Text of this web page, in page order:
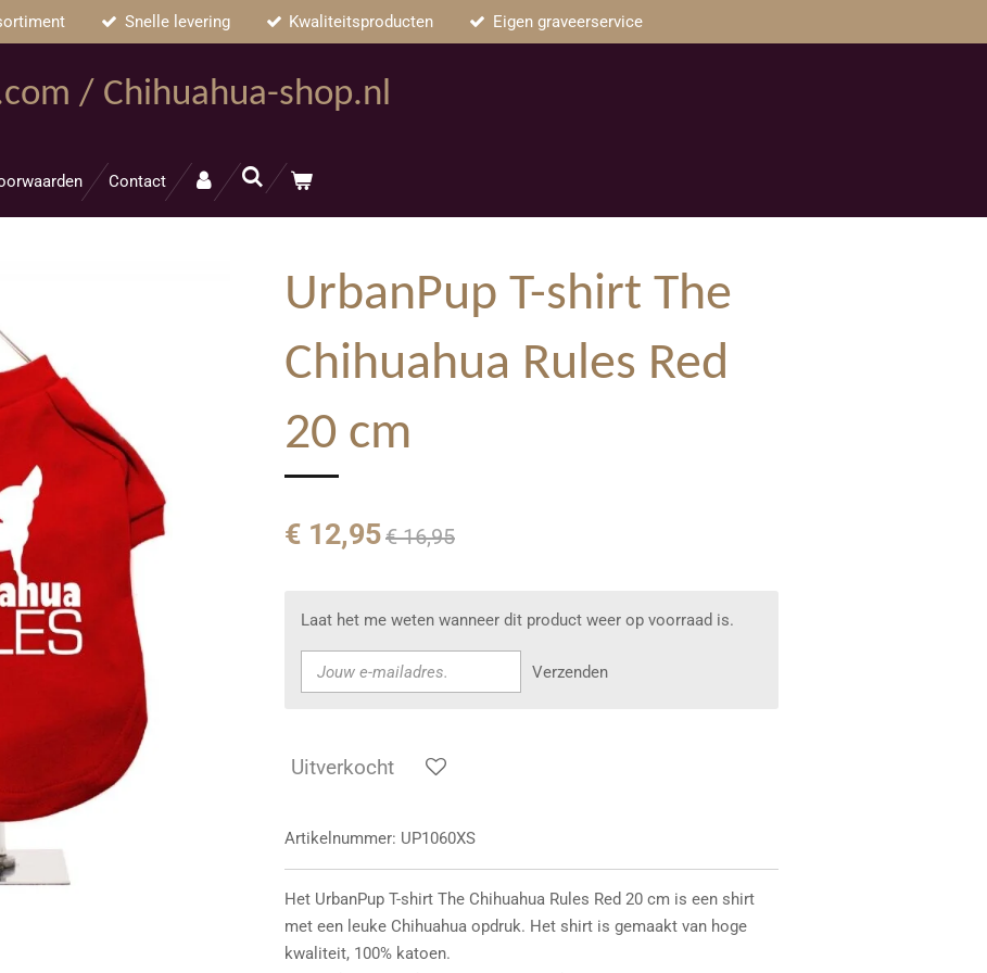
Snelle levering Kwaliteitsproducten Eigen graveerservice
/ Chihuahua-shop.nl
Contact
UrbanPup T-shirt The
Chihuahua Rules Red
20 cm
€ 12,95€ 16,95
Laat het me weten wanneer dit product weer op voorraad is.
Verzenden
Uitverkocht
Artikelnummer: UP1060XS
Het UrbanPup T-shirt The Chihuahua Rules Red 20 cm is een shirt
met een leuke Chihuahua opdruk. Het shirt is gemaakt van hoge
kwaliteit, 100% katoen.